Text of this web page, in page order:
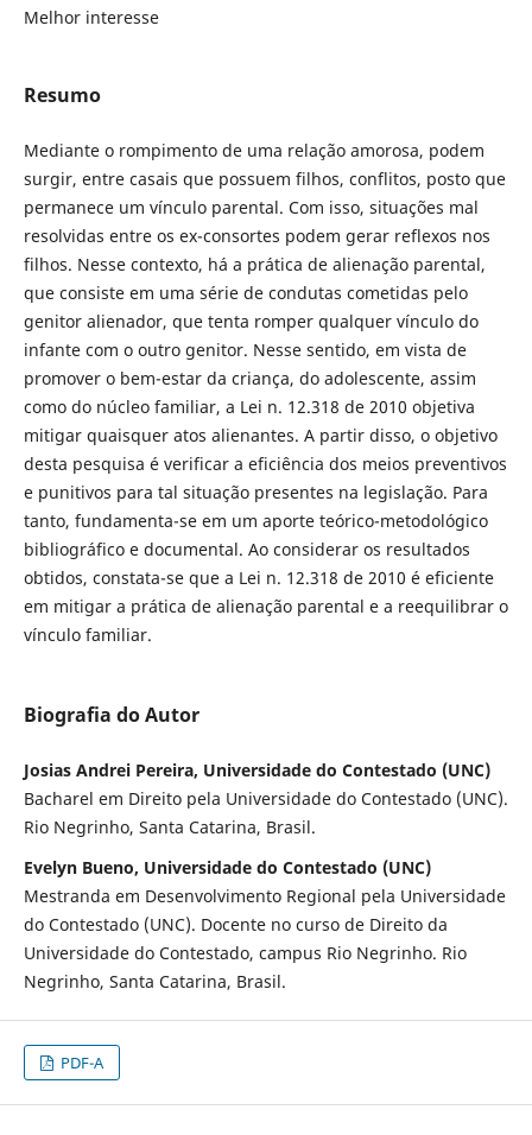
Melhor interesse
Resumo
Mediante o rompimento de uma relação amorosa, podem
surgir, entre casais que possuem filhos, conflitos, posto que
permanece um vínculo parental. Com isso, situações mal
resolvidas entre os ex-consortes podem gerar reflexos nos
filhos. Nesse contexto, há a prática de alienação parental,
que consiste em uma série de condutas cometidas pelo
genitor alienador, que tenta romper qualquer vínculo do
infante com o outro genitor. Nesse sentido, em vista de
promover o bem-estar da criança, do adolescente, assim
como do núcleo familiar, a Lei n. 12.318 de 2010 objetiva
mitigar quaisquer atos alienantes. A partir disso, o objetivo
desta pesquisa é verificar a eficiência dos meios preventivos
e punitivos para tal situação presentes na legislação. Para
tanto, fundamenta-se em um aporte teórico-metodológico
bibliográfico e documental. Ao considerar os resultados
obtidos, constata-se que a Lei n. 12.318 de 2010 é eficiente
em mitigar a prática de alienação parental e a reequilibrar o
vínculo familiar.
Biografia do Autor
Josias Andrei Pereira, Universidade do Contestado (UNC)
Bacharel em Direito pela Universidade do Contestado (UNC).
Rio Negrinho, Santa Catarina, Brasil.
Evelyn Bueno, Universidade do Contestado (UNC)
Mestranda em Desenvolvimento Regional pela Universidade
do Contestado (UNC). Docente no curso de Direito da
Universidade do Contestado, campus Rio Negrinho. Rio
Negrinho, Santa Catarina, Brasil.
PDF-A